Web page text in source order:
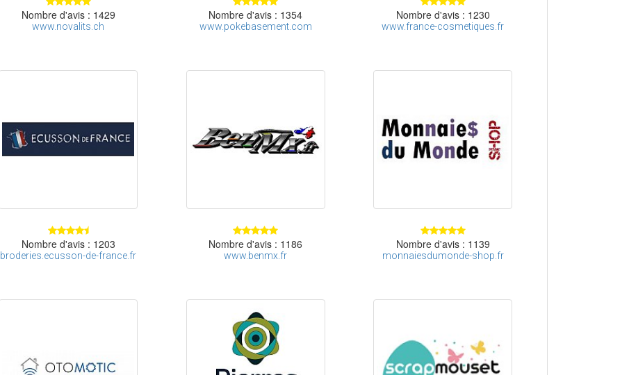
Nombre d'avis : 1429
www.novalits.ch
Nombre d'avis : 1354
www.pokebasement.com
Nombre d'avis : 1230
www.france-cosmetiques.fr
Nombre d'avis : 1203
broderies.ecusson-de-france.fr
Nombre d'avis : 1186
www.benmx.fr
Nombre d'avis : 1139
monnaiesdumonde-shop.fr